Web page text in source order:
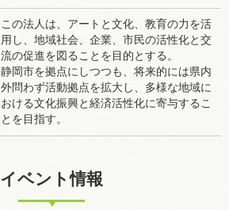
この法人は、アートと文化、教育の力を活
用し、地域社会、企業、市民の活性化と交
流の促進を図ることを目的とする。
静岡市を拠点にしつつも、将来的には県内
外問わず活動拠点を拡大し、多様な地域に
おける文化振興と経済活性化に寄与するこ
とを目指す。
イベント情報